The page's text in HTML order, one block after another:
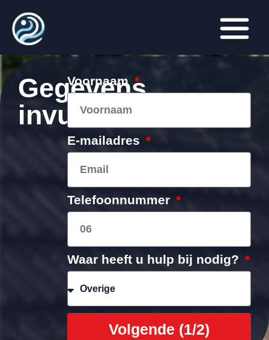
Gegevens
invullen
Voornaam
E-mailadres
Telefoonnummer
Waar heeft u hulp bij nodig?
Volgende (1/2)